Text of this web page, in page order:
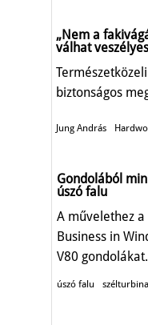
„Nem a
válhat
biztonságos
Jung András
Gondolából
úszó falu
A művelethez
Business in
V80 gondolákat.
úszó falu szélturbina